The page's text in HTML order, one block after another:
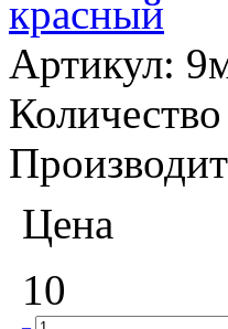
Артикул:
Цена
10